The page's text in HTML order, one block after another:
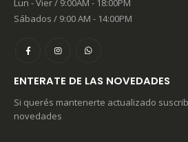
Sábados / 9:00 AM - 14:00PM
novedades